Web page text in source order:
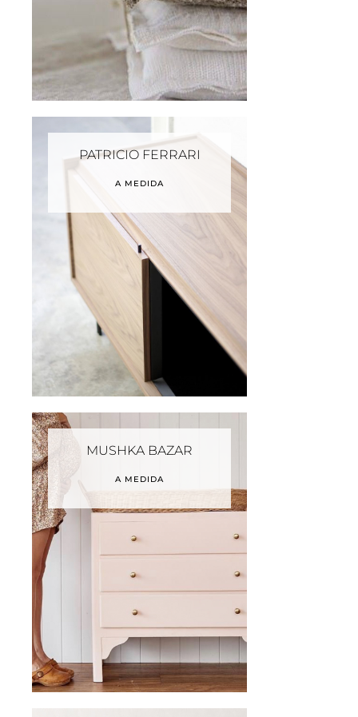
PATRICIO FERRARI
A MEDIDA
MUSHKA BAZAR
A MEDIDA